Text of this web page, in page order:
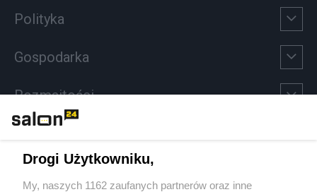
Polityka
Gospodarka
Rozmaitości
Sport
Drogi Użytkowniku,
My, naszych 1162 zaufanych partnerów oraz inne